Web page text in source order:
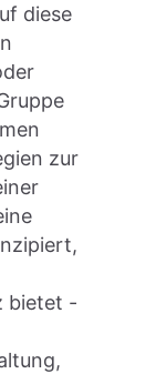
diese
zur
bietet -